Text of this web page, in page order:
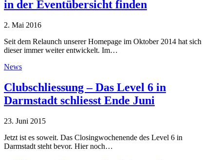
in der Eventübersicht finden
2. Mai 2016
Seit dem Relaunch unserer Homepage im Oktober 2014 hat sich
dieser immer weiter entwickelt. Im…
News
Clubschliessung – Das Level 6 in
Darmstadt schliesst Ende Juni
23. Juni 2015
Jetzt ist es soweit. Das Closingwochenende des Level 6 in
Darmstadt steht bevor. Hier noch…